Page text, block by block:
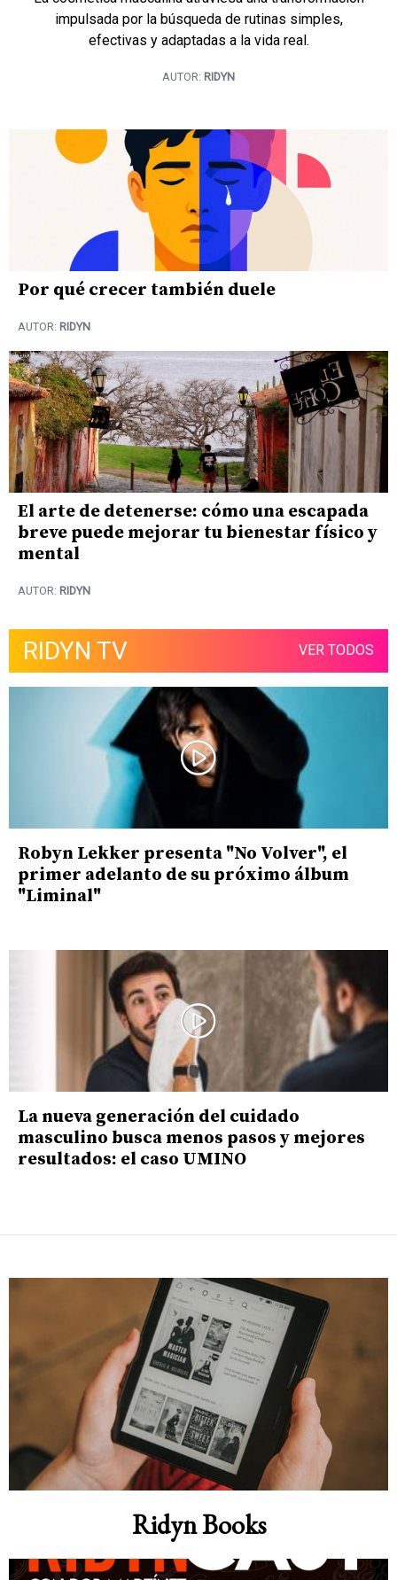
Por qué crecer también duele
AUTOR: RIDYN
El arte de detenerse: cómo una escapada
breve puede mejorar tu bienestar físico y
mental
AUTOR: RIDYN
impulsada por la búsqueda de rutinas simples,
efectivas y adaptadas a la vida real.
AUTOR: RIDYN
RIDYN TV VER TODOS
Robyn Lekker presenta "No Volver", el
primer adelanto de su próximo álbum
"Liminal"
La nueva generación del cuidado
masculino busca menos pasos y mejores
resultados: el caso UMINO
Ridyn Books